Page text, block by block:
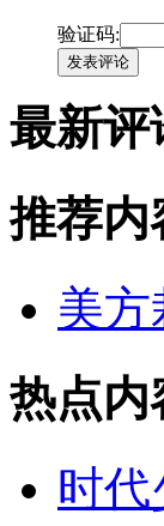
验证码:
发表评论
最新评
推荐内
美
热点内
时代